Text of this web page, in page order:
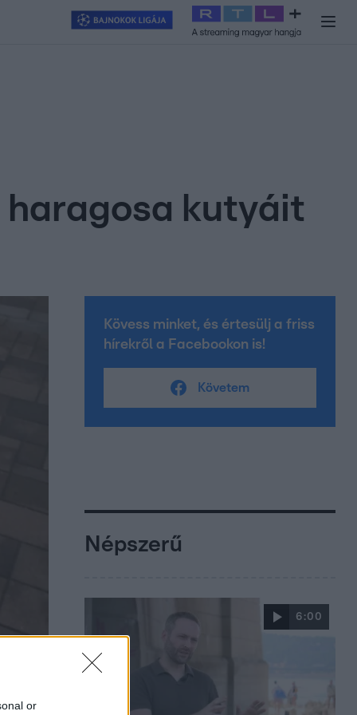
or
Exek csatája 2026 Celeb vagyok, ments ki innen
kutyáit
Kövess minket, és értesülj a friss
hírekről a Facebookon is!
Követem
Népszerű
6:00